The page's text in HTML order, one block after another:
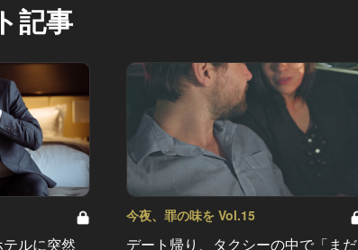
記事
ルに突然
今夜、罪の味を Vol.15
デート帰り、タクシーの中で「まだ